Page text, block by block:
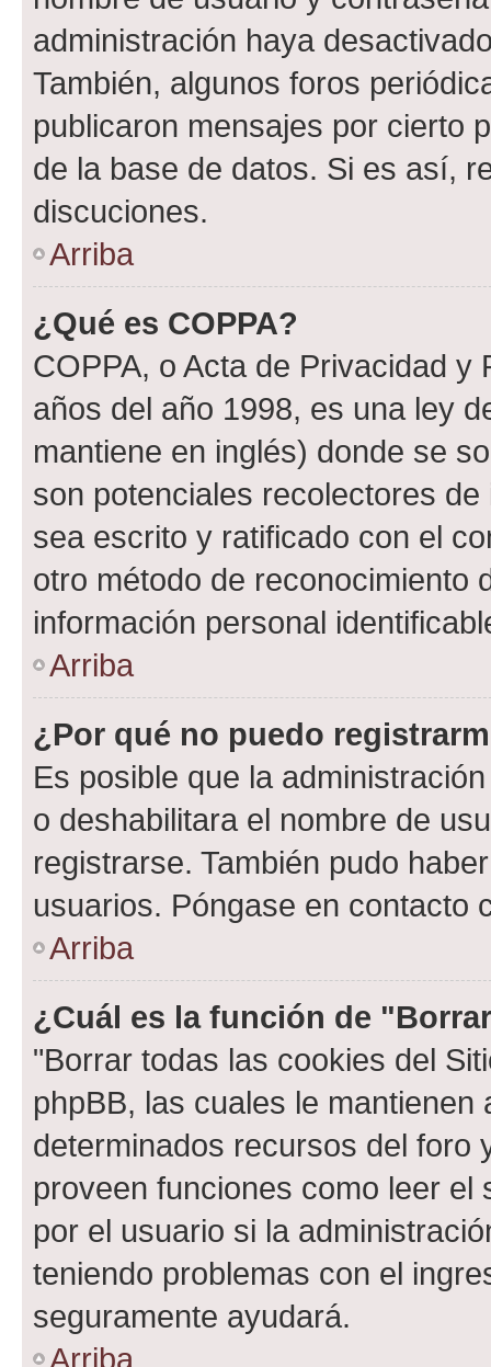
administración haya
También, algunos foros
publicaron mensajes por cierto
de la base de datos. Si es así,
discuciones.
Arriba
¿Qué es COPPA?
COPPA, o Acta de Privacidad
años del año 1998, es una ley
mantiene en inglés) donde se
son potenciales recolectores
sea escrito y ratificado con el
otro método de reconocimiento
información personal
Arriba
¿Por qué no puedo
Es posible que la
o deshabilitara el nombre de
registrarse. También pudo
usuarios. Póngase en contacto
Arriba
¿Cuál es la función de
"Borrar todas las cookies del
phpBB, las cuales le
determinados recursos del foro
proveen funciones como leer el
por el usuario si la
teniendo problemas con el
seguramente ayudará.
Arriba